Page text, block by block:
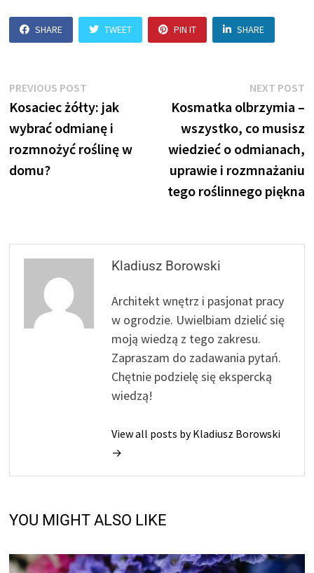
SHARE TWEET PIN IT SHARE
Nawigacja
wpisu
PREVIOUS POST
post:
Kosaciec żółty: jak
wybrać odmianę i
rozmnożyć roślinę w
domu?
NEXT POST
Kosmatka olbrzymia –
wszystko, co musisz
wiedzieć o odmianach,
uprawie i rozmnażaniu
tego roślinnego piękna
Kladiusz Borowski
Architekt wnętrz i pasjonat pracy
w ogrodzie. Uwielbiam dzielić się
moją wiedzą z tego zakresu.
Zapraszam do zadawania pytań.
Chętnie podzielę się ekspercką
wiedzą!
View all posts by Kladiusz Borowski
→
YOU MIGHT ALSO LIKE